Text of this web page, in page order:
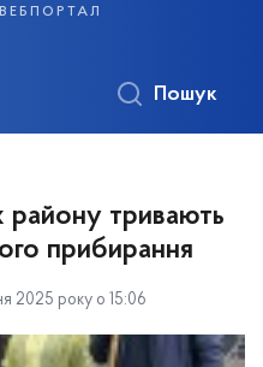
Пошук
району тривають
прибирання
2025 року о 15:06